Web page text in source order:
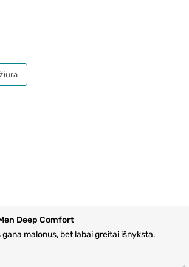
Deep Comfort
gana malonus, bet labai greitai išnyksta.